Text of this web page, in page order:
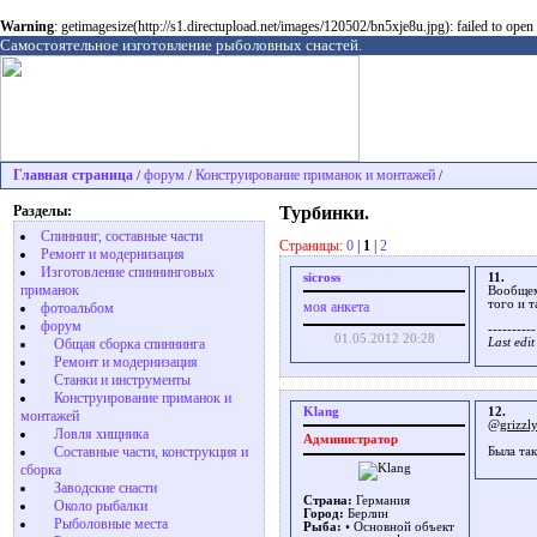
Warning: getimagesize(http://s1.directupload.net/images/120502/bn5xje8u.jpg): failed to
Самостоятельное изготовление рыболовных снастей.
Главная страница / форум / Конструирование приманок и монтажей /
Разделы:
Спиннинг, составные части
Ремонт и модернизация
Изготовление спиннинговых
приманок
фотоальбом
форум
Общая сборка спиннинга
Ремонт и модернизация
Станки и инструменты
Конструирование приманок и
монтажей
Ловля хищника
Cоставные части, конструкция и
сборка
Заводские снасти
Около рыбалки
Рыболовные места
Турбинки.
Страницы: 0 | 1 | 2
sicross
моя анкета
01.05.2012 20:28
11.
того и
----------
Last
Klang
Администратор
Страна: Германия
Город: Берлин
Рыба: • Основной объект
12.
@grizzly
Была